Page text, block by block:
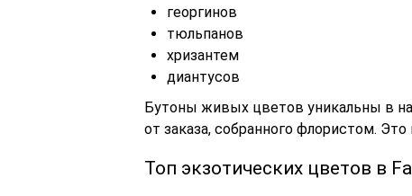
георгинов
тюльпанов
хризантем
диантусов
Бутоны живых цветов уникальны в
от заказа, собранного флористом.
Топ экзотических цветов в